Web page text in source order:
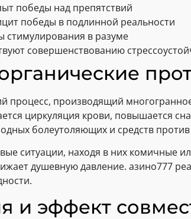
победы над препятствий
победы в подлинной реальности
стимулирования в разуме
совершенствованию
процесс, производящий
циркуляция крови, повышается
болеутоляющих и средств
ситуации, находя в них комичные
душевную давление. азино777
и эффект